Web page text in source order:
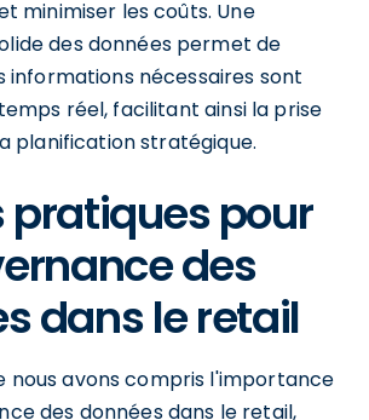
minimiser les coûts. Une
des données permet de
informations nécessaires sont
réel, facilitant ainsi la prise
planification stratégique.
pratiques pour
des
dans le retail
nous avons compris l'importance
des données dans le retail,